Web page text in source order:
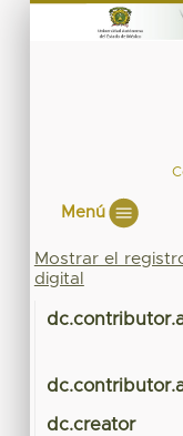
Menú
Mostrar el
digital
dc.creator